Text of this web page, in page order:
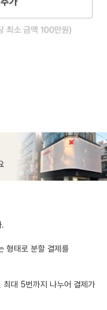
.
형태로 분할 결제를
대 5번까지 나누어 결제가